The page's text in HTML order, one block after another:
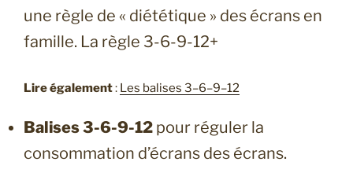
une règle de « diététique » des écrans en
famille. La règle 3-6-9-12+
Lire également: Les balises 3–6–9–12
Balises 3-6-9-12 pour réguler la
consommation d’écrans des écrans.